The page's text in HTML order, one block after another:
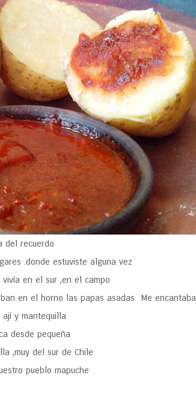
del recuerdo
.donde estuviste alguna vez
vivía en el sur ,en el campo
en el horno las papas asadas Me encantaba
y mantequilla
desde pequeña
,muy del sur de Chile
pueblo mapuche